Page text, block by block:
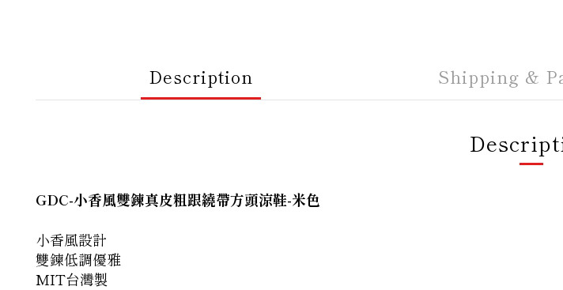
Description Shipping &
GDC-小香風雙鍊真皮粗跟繞帶方頭涼鞋-米色
小香風設計
雙鍊低調優雅
MIT台灣製